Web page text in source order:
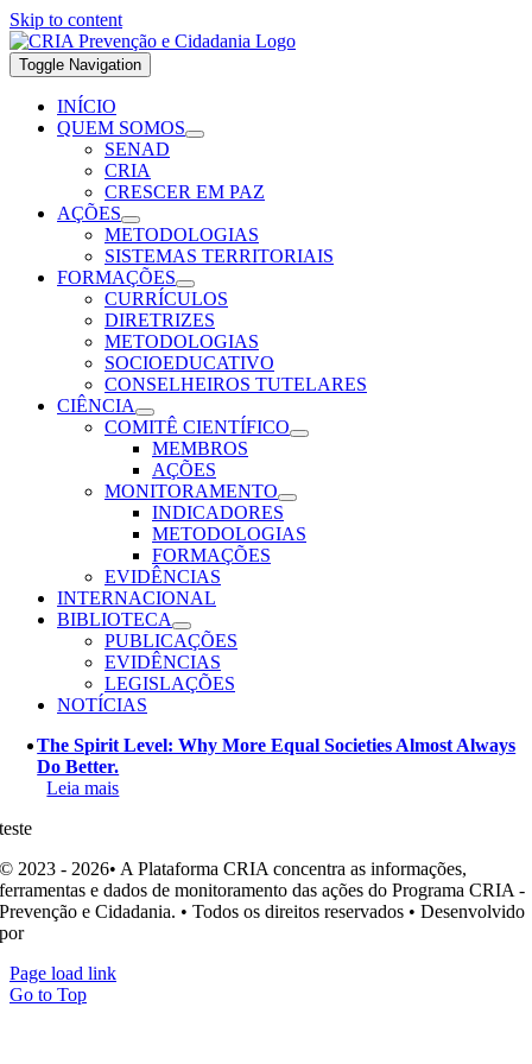
Skip to content
Toggle Navigation
INÍCIO
QUEM SOMOS
SENAD
CRIA
CRESCER EM PAZ
AÇÕES
METODOLOGIAS
SISTEMAS TERRITORIAIS
FORMAÇÕES
CURRÍCULOS
DIRETRIZES
METODOLOGIAS
SOCIOEDUCATIVO
CONSELHEIROS TUTELARES
CIÊNCIA
COMITÊ CIENTÍFICO
MEMBROS
AÇÕES
MONITORAMENTO
INDICADORES
METODOLOGIAS
FORMAÇÕES
EVIDÊNCIAS
INTERNACIONAL
BIBLIOTECA
PUBLICAÇÕES
EVIDÊNCIAS
LEGISLAÇÕES
NOTÍCIAS
The Spirit Level: Why More Equal Societies Almost Always
Do Better.
Leia mais
teste
© 2023 - 2026• A Plataforma CRIA concentra as informações,
ferramentas e dados de monitoramento das ações do Programa CRIA -
Prevenção e Cidadania. • Todos os direitos reservados • Desenvolvido
por
Page load link
Go to Top